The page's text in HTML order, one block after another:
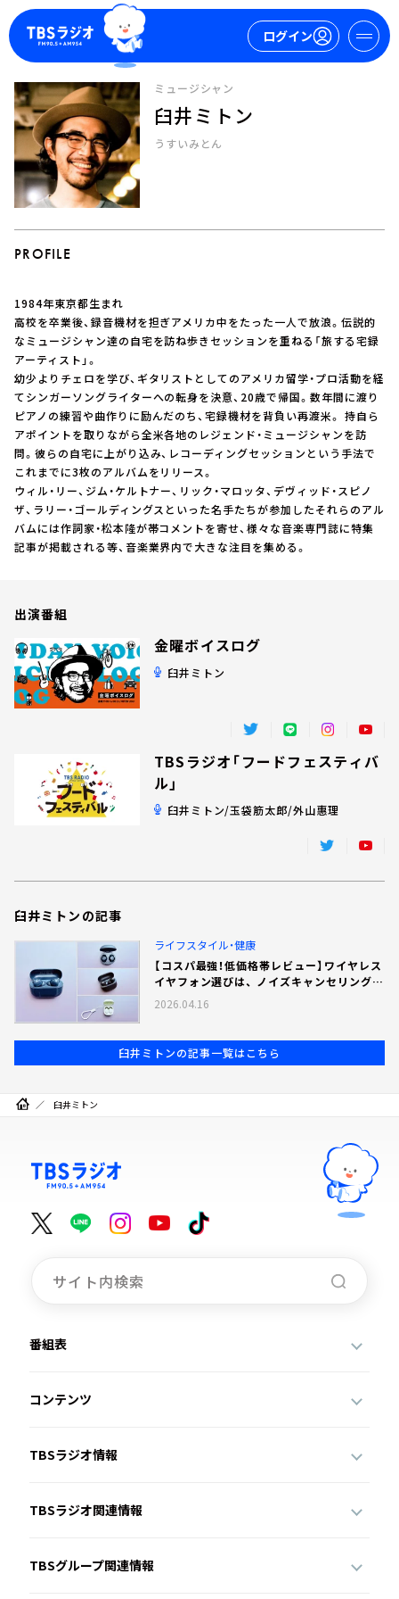
ログイン
マイページ
ログイン
今日の番組表
週間番組表
トピックス
TBS Podcast
お知らせ
イベント・グッズ
YouTube
会社情報
ミュージシャン
臼井ミトン
うすいみとん
PROFILE
1984年東京都生まれ
高校を卒業後、録音機材を担ぎアメリカ中をたった一人で放浪。伝説的
なミュージシャン達の自宅を訪ね歩きセッションを重ねる「旅する宅録
アーティスト」。
幼少よりチェロを学び、ギタリストとしてのアメリカ留学・プロ活動を経
てシンガーソングライターへの転身を決意、20歳で帰国。数年間に渡り
ピアノの練習や曲作りに励んだのち、宅録機材を背負い再渡米。 持自ら
アポイントを取りながら全米各地のレジェンド・ミュージシャンを訪
問。彼らの自宅に上がり込み、レコーディングセッションという手法で
これまでに3枚のアルバムをリリース。
ウィル・リー、ジム・ケルトナー、リック・マロッタ、デヴィッド・スピノ
ザ、ラリー・ゴールディングスといった名手たちが参加したそれらのアル
バムには作詞家・松本隆が帯コメントを寄せ、様々な音楽専門誌に特集
記事が掲載される等、音楽業界内で大きな注目を集める。
出演番組
金曜ボイスログ
臼井ミトン
TBSラジオ「フードフェスティバ
ル」
臼井ミトン/玉袋筋太郎/外山惠理
臼井ミトンの記事
ライフスタイル・健康
【コスパ最強！低価格帯レビュー】ワイヤレス
イヤフォン選びは、 ノイズキャンセリング機
能に注目！
2026.04.16
臼井ミトンの記事一覧はこちら
臼井ミトン
番組表
コンテンツ
TBSラジオ情報
TBSラジオ関連情報
TBSグループ関連情報